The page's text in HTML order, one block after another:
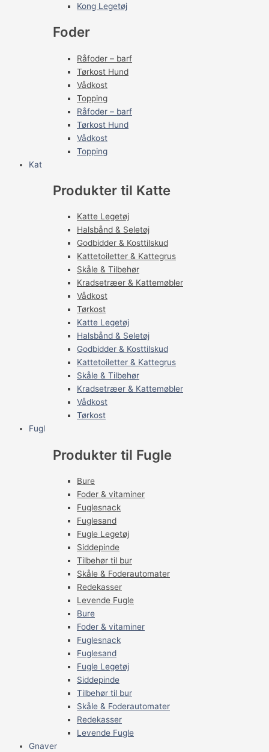
Kong Legetøj
Foder
Råfoder – barf
Tørkost Hund
Vådkost
Topping
Råfoder – barf
Tørkost Hund
Vådkost
Topping
Kat
Produkter til Katte
Katte Legetøj
Halsbånd & Seletøj
Godbidder & Kosttilskud
Kattetoiletter & Kattegrus
Skåle & Tilbehør
Kradsetræer & Kattemøbler
Vådkost
Tørkost
Katte Legetøj
Halsbånd & Seletøj
Godbidder & Kosttilskud
Kattetoiletter & Kattegrus
Skåle & Tilbehør
Kradsetræer & Kattemøbler
Vådkost
Tørkost
Fugl
Produkter til Fugle
Bure
Foder & vitaminer
Fuglesnack
Fuglesand
Fugle Legetøj
Siddepinde
Tilbehør til bur
Skåle & Foderautomater
Redekasser
Levende Fugle
Bure
Foder & vitaminer
Fuglesnack
Fuglesand
Fugle Legetøj
Siddepinde
Tilbehør til bur
Skåle & Foderautomater
Redekasser
Levende Fugle
Gnaver